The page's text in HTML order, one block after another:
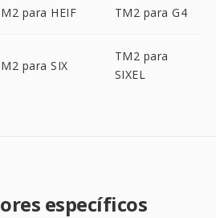
para HEIF TM2 para G4
para SIX
TM2 para
SIXEL
específicos